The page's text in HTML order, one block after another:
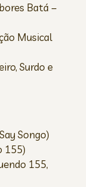
Batá –
Musical
Surdo e
Songo)
155)
155,